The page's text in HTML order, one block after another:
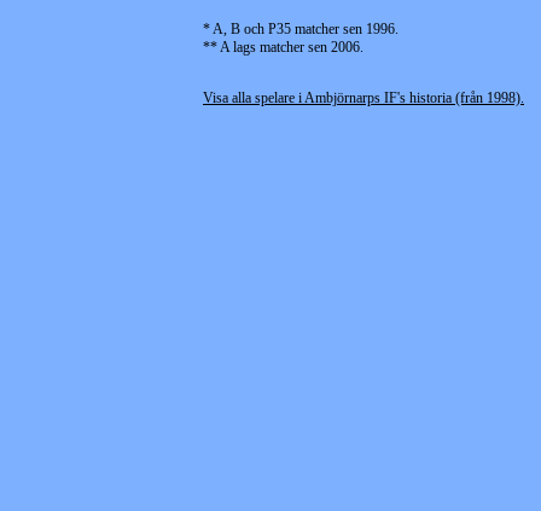
* A, B och P35 matcher sen 1996.
** A lags matcher sen 2006.
Visa alla spelare i Ambjörnarps IF's historia (från 1998).